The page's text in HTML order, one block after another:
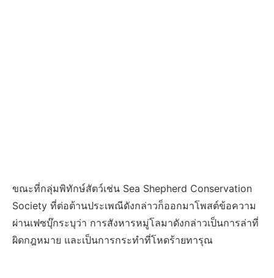
ขณะที่กลุ่มพิทักษ์สัตว์เช่น Sea Shepherd Conservation
Society ที่ต่อต้านประเพณีดังกล่าวก็ออกมาโพสต์ข้อความ
ผ่านเฟซบุ๊กระบุว่า การสังหารหมู่โลมาดังกล่าวเป็นการล่าที่
ผิดกฎหมาย และเป็นการกระทำที่โหดร้ายทารุณ